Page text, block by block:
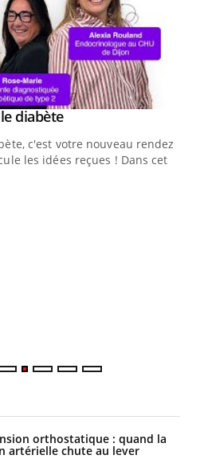
diabèteYoutube
c'est votre nouveau rendez-
les idées reçues ! Dans cet
orthostatique : quand la
artérielle chute au lever